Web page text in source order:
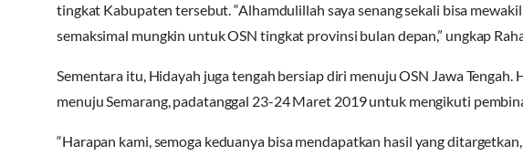
tingkat Kabupaten tersebut. “Alhamdulillah saya senang sekali bisa
semaksimal mungkin untuk OSN tingkat provinsi bulan depan,” ungkap
Sementara itu, Hidayah juga tengah bersiap diri menuju OSN Jawa Tengah.
menuju Semarang, padatanggal 23-24 Maret 2019 untuk mengikuti
“Harapan kami, semoga keduanya bisa mendapatkan hasil yang